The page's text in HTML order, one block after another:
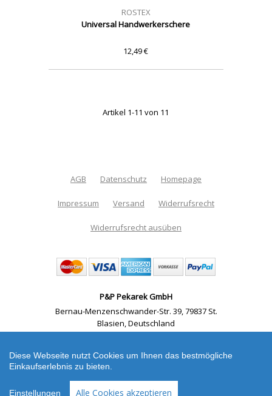
ROSTEX
Universal Handwerkerschere
12,49 €
Artikel 1-11 von 11
AGB Datenschutz Homepage
Impressum Versand Widerrufsrecht
Widerrufsrecht ausüben
P&P Pekarek GmbH
Bernau-Menzenschwander-Str. 39,79837 St.
Blasien,Deutschland
Telefon: +49 07133 183 7000,Email:info@pp-
Werkzeug
Diese Webseite nutzt Cookies um Ihnen das bestmögliche
Einkaufserlebnis zu bieten.
Einstellungen Alle Cookies akzeptieren